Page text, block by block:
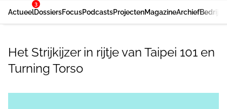
Actueel
3
DossiersFocusPodcastsProjectenMagazineArchief
Het Strijkijzer in rijtje van Taipei 101 en
Turning Torso